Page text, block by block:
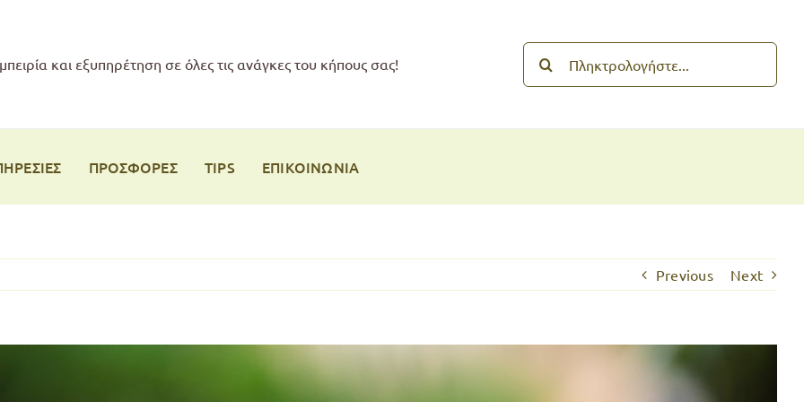
και εξυπηρέτηση σε όλες τις ανάγκες του κήπους σας!
Search
ΠΡΟΣΦΟΡΕΣ TIPS ΕΠΙΚΟΙΝΩΝΙΑ
Previous Next